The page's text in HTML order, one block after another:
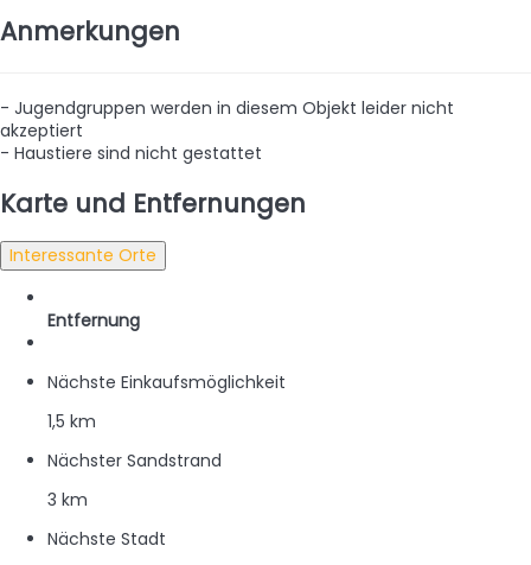
Anmerkungen
- Jugendgruppen werden in diesem Objekt leider nicht
akzeptiert
- Haustiere sind nicht gestattet
Karte und Entfernungen
Interessante Orte
Entfernung
Nächste Einkaufsmöglichkeit
1,5 km
Nächster Sandstrand
3 km
Nächste Stadt